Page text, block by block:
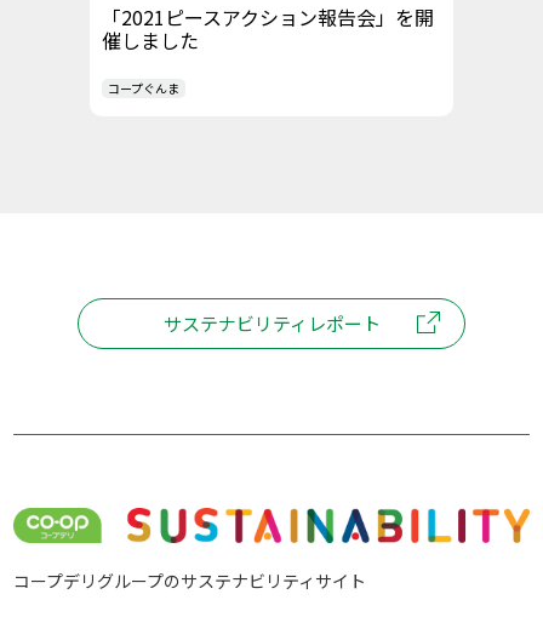
「2021ピースアクション報告会」を開
催しました
コープぐんま
サステナビリティレポート
コープデリグループのサステナビリティサイト